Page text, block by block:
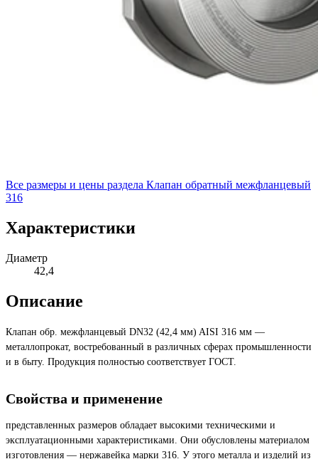
Все размеры и цены раздела Клапан обратный межфланцевый
316
Характеристики
Диаметр
42,4
Описание
Клапан обр. межфланцевый DN32 (42,4 мм) AISI 316 мм —
металлопрокат, востребованный в различных сферах промышленности
и в быту. Продукция полностью соответствует ГОСТ.
Свойства и применение
представленных размеров обладает высокими техническими и
эксплуатационными характеристиками. Они обусловлены материалом
изготовления — нержавейка марки 316. У этого металла и изделий из